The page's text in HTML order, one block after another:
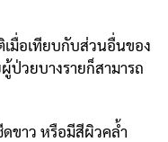
อเทียบกับส่วนอื่นของ
ป่วยบางรายก็สามารถ
าว หรือมีสีผิวคล้ำ